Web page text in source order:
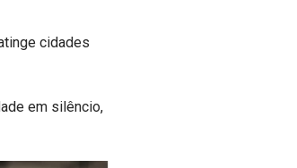
cidades
em silêncio,